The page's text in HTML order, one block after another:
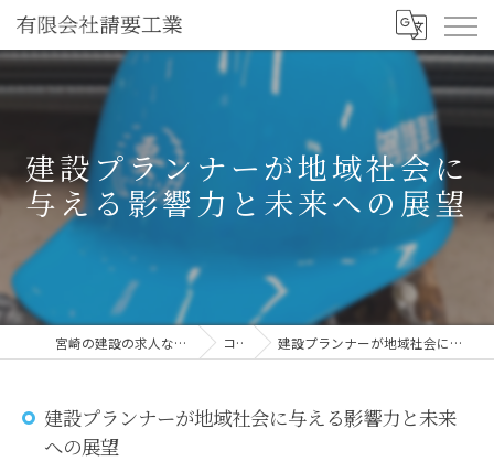
建設プランナーが地域社会に
与える影響力と未来への展望
宮崎の建設の求人なら有限会社請要工業 コラム 建設プランナーが地域社会に与える影響力と未来への展望
建設プランナーが地域社会に与える影響力と未来
への展望